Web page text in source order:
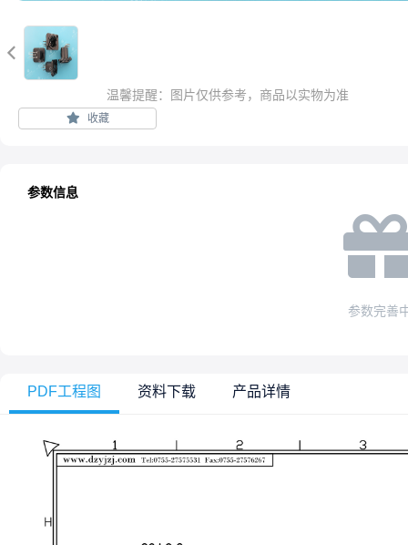

温馨提醒：图片仅供参考，商品以实物为准
收藏
参数信息
参数完善
PDF工程图 资料下载 产品详情